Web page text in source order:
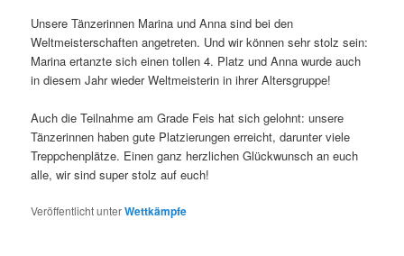
Unsere Tänzerinnen Marina und Anna sind bei den
Weltmeisterschaften angetreten. Und wir können sehr stolz sein:
Marina ertanzte sich einen tollen 4. Platz und Anna wurde auch
in diesem Jahr wieder Weltmeisterin in ihrer Altersgruppe!
Auch die Teilnahme am Grade Feis hat sich gelohnt: unsere
Tänzerinnen haben gute Platzierungen erreicht, darunter viele
Treppchenplätze. Einen ganz herzlichen Glückwunsch an euch
alle, wir sind super stolz auf euch!
Veröffentlicht unterWettkämpfe